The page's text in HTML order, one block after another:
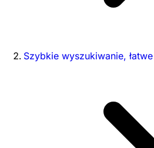
Szybkie wyszukiwanie,